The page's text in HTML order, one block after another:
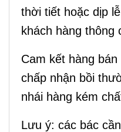
thời tiết hoặc dịp
khách hàng thông
Cam kết hàng
chấp nhận bồi
nhái hàng kém
Lưu ý: các bác